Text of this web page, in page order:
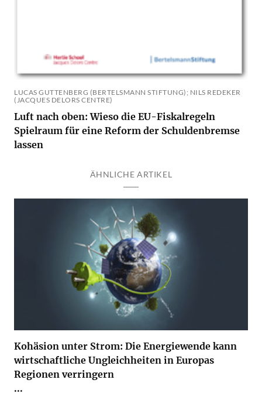
LUCAS GUTTENBERG (BERTELSMANN STIFTUNG); NILS REDEKER
(JACQUES DELORS CENTRE)
Luft nach oben: Wieso die EU-Fiskalregeln
Spielraum für eine Reform der Schuldenbremse
lassen
ÄHNLICHE ARTIKEL
Kohäsion unter Strom: Die Energiewende kann
wirtschaftliche Ungleichheiten in Europas
Regionen verringern
...